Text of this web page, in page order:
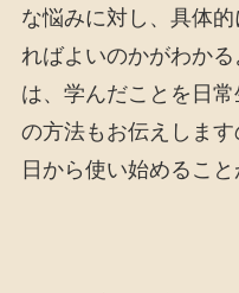
な悩みに対し、具体
ればよいのかがわか
は、学んだことを日
の方法もお伝えしま
日から使い始めること